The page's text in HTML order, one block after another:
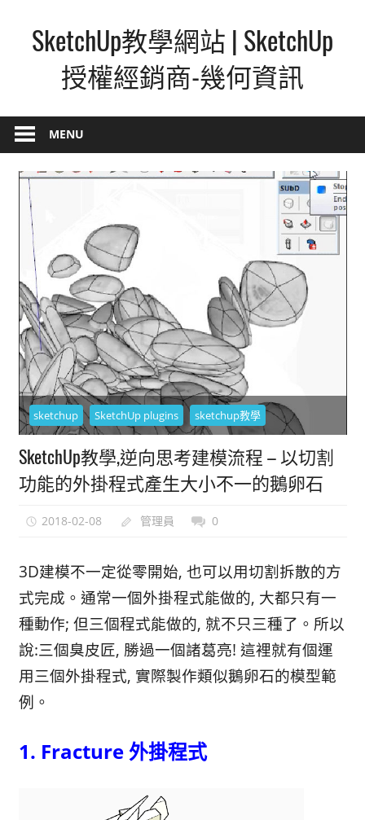
contentSketchUp教學網站 | SketchUp
授權經銷商-幾何資訊
–
最
直
覺
的
設
計
方
式,
人
人
都
能
上
手
的
3D
軟
MENU
sketchup SketchUp plugins sketchup教學
SketchUp教學,逆向思考建模流程 – 以切割
功能的外掛程式產生大小不一的鵝卵石
2018-02-08 管理員 0
3D建模不一定從零開始, 也可以用切割拆散的方
式完成。通常一個外掛程式能做的, 大都只有一
種動作; 但三個程式能做的, 就不只三種了。所以
說:三個臭皮匠, 勝過一個諸葛亮! 這裡就有個運
用三個外掛程式, 實際製作類似鵝卵石的模型範
例。
1. Fracture 外掛程式